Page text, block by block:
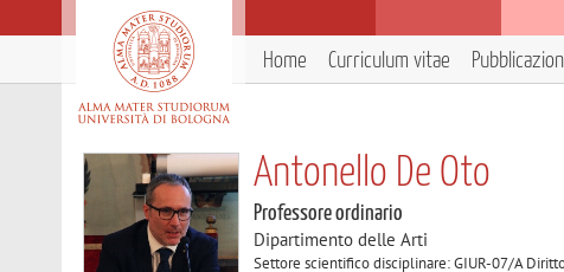
Home Curriculum vitae
Antonello De Oto
Professore ordinario
Dipartimento delle Arti
Settore scientifico disciplinare: GIUR-07/A